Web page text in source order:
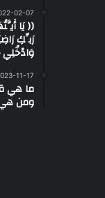
02-07
(( يَا
رَبِّكِ
11-17
ما هي
ومن